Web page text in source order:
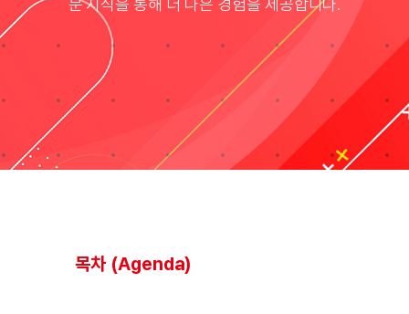
블로그
Taxonomies
Search
목차 (Agenda)